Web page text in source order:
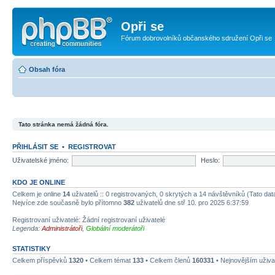
Opři se
Fórum dobrovolníků občanského sdružení Opři se
Obsah fóra
Tato stránka nemá žádná fóra.
PŘIHLÁSIT SE • REGISTROVAT
Uživatelské jméno:
Heslo:
KDO JE ONLINE
Celkem je online 14 uživatelů :: 0 registrovaných, 0 skrytých a 14 návštěvníků (Tato
Nejvíce zde současně bylo přítomno 382 uživatelů dne stř 10. pro 2025 6:37:59
Registrovaní uživatelé: Žádní registrovaní uživatelé
Legenda: Administrátoři, Globální moderátoři
STATISTIKY
Celkem příspěvků 1320 • Celkem témat 133 • Celkem členů 160331 • Nejnovějším